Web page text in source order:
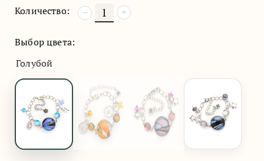
Количество:
+
−
Выбор цвета:
Голубой